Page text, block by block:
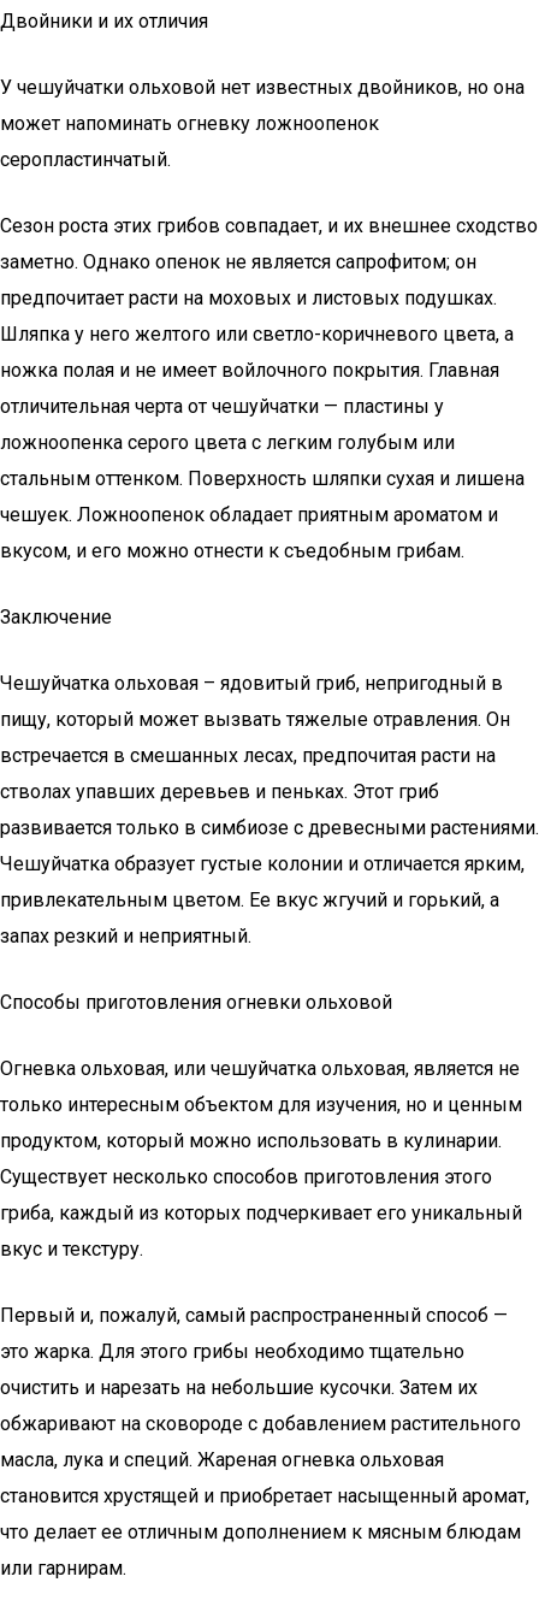
Двойники и их отличия
У чешуйчатки ольховой нет известных двойников, но она
может напоминать огневку ложноопенок
серопластинчатый.
Сезон роста этих грибов совпадает, и их внешнее сходство
заметно. Однако опенок не является сапрофитом; он
предпочитает расти на моховых и листовых подушках.
Шляпка у него желтого или светло-коричневого цвета, а
ножка полая и не имеет войлочного покрытия. Главная
отличительная черта от чешуйчатки — пластины у
ложноопенка серого цвета с легким голубым или
стальным оттенком. Поверхность шляпки сухая и лишена
чешуек. Ложноопенок обладает приятным ароматом и
вкусом, и его можно отнести к съедобным грибам.
Заключение
Чешуйчатка ольховая – ядовитый гриб, непригодный в
пищу, который может вызвать тяжелые отравления. Он
встречается в смешанных лесах, предпочитая расти на
стволах упавших деревьев и пеньках. Этот гриб
развивается только в симбиозе с древесными растениями.
Чешуйчатка образует густые колонии и отличается ярким,
привлекательным цветом. Ее вкус жгучий и горький, а
запах резкий и неприятный.
Способы приготовления огневки ольховой
Огневка ольховая, или чешуйчатка ольховая, является не
только интересным объектом для изучения, но и ценным
продуктом, который можно использовать в кулинарии.
Существует несколько способов приготовления этого
гриба, каждый из которых подчеркивает его уникальный
вкус и текстуру.
Первый и, пожалуй, самый распространенный способ —
это жарка. Для этого грибы необходимо тщательно
очистить и нарезать на небольшие кусочки. Затем их
обжаривают на сковороде с добавлением растительного
масла, лука и специй. Жареная огневка ольховая
становится хрустящей и приобретает насыщенный аромат,
что делает ее отличным дополнением к мясным блюдам
или гарнирам.